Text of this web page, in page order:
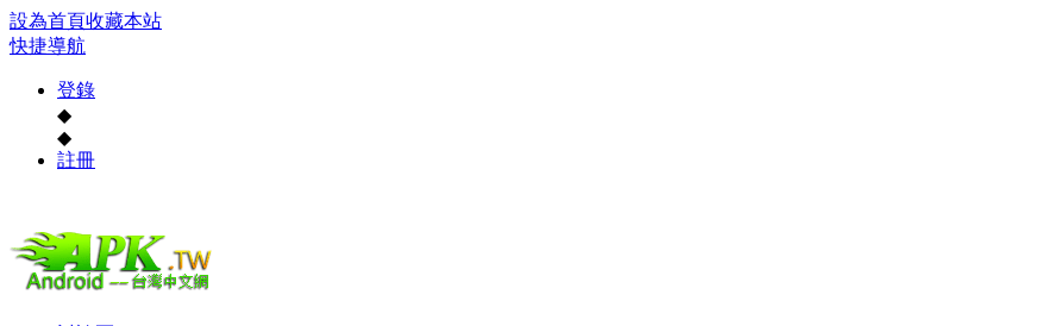
設為首頁收藏本站
快捷導航
登錄
◆
◆
註冊